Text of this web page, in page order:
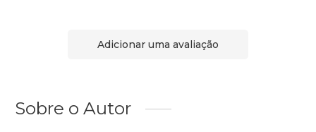
Adicionar uma avaliação
Sobre o Autor